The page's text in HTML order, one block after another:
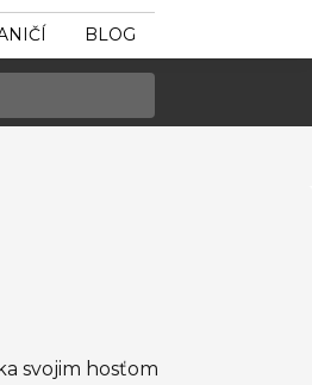
BLOG
svojim hosťom